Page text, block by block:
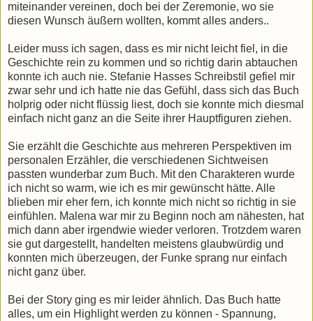
miteinander vereinen, doch bei der Zeremonie, wo sie
diesen Wunsch äußern wollten, kommt alles anders..
Leider muss ich sagen, dass es mir nicht leicht fiel, in die
Geschichte rein zu kommen und so richtig darin abtauchen
konnte ich auch nie. Stefanie Hasses Schreibstil gefiel mir
zwar sehr und ich hatte nie das Gefühl, dass sich das Buch
holprig oder nicht flüssig liest, doch sie konnte mich diesmal
einfach nicht ganz an die Seite ihrer Hauptfiguren ziehen.
Sie erzählt die Geschichte aus mehreren Perspektiven im
personalen Erzähler, die verschiedenen Sichtweisen
passten wunderbar zum Buch. Mit den Charakteren wurde
ich nicht so warm, wie ich es mir gewünscht hätte. Alle
blieben mir eher fern, ich konnte mich nicht so richtig in sie
einfühlen. Malena war mir zu Beginn noch am nähesten, hat
mich dann aber irgendwie wieder verloren. Trotzdem waren
sie gut dargestellt, handelten meistens glaubwürdig und
konnten mich überzeugen, der Funke sprang nur einfach
nicht ganz über.
Bei der Story ging es mir leider ähnlich. Das Buch hatte
alles, um ein Highlight werden zu können - Spannung,